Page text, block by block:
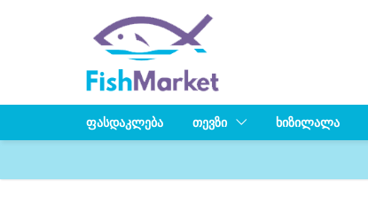
ᲤᲐᲡᲓᲐᲙᲚᲔᲑᲐ ᲗᲔᲕᲖᲘ ᲮᲘᲖᲘᲚᲐᲚᲐ